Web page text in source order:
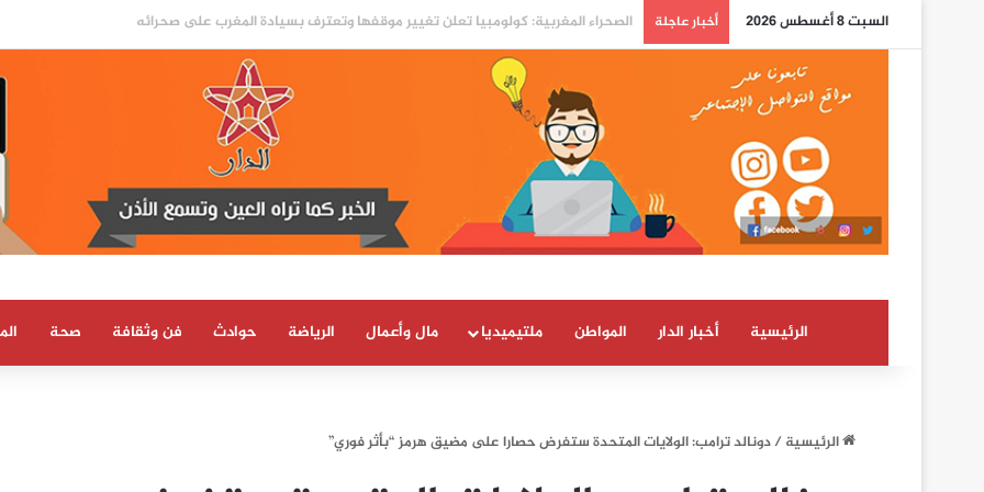
السبت 8 أغسطس 2026 أخبار عاجلة الدرهم يرتفع بـ 0,8 في المائة مقابل الدولار ما بين 30 يوليوز و5 غشت (بنك المغرب)
الرئيسية أخبار الدار المواطن ملتيميديا مال وأعمال الرياضة حوادث فن وثقافة صحة
الرئيسية/دونالد ترامب: الولايات المتحدة ستفرض حصارا على مضيق هرمز “بأثر فوري”